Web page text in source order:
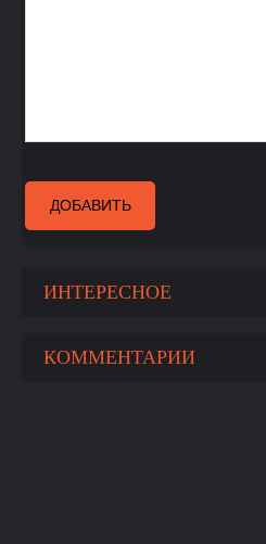
ДОБАВИТЬ
ИНТЕРЕСНОЕ
КОММЕНТАРИИ